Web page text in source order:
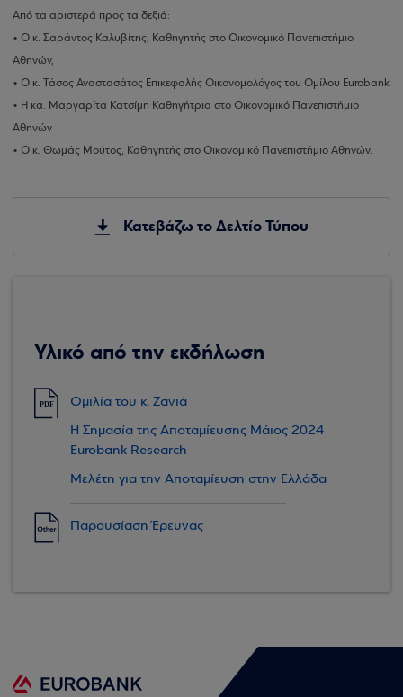
Από τα αριστερά προς τα δεξιά:
• Ο κ. Σαράντος Καλυβίτης, Καθηγητής στο Οικονομικό Πανεπιστήμιο
Αθηνών,
• Ο κ. Τάσος Αναστασάτος Επικεφαλής Οικονομολόγος του Ομίλου Eurobank
• Η κα. Μαργαρίτα Κατσίμη Καθηγήτρια στο Οικονομικό Πανεπιστήμιο
Αθηνών
• Ο κ. Θωμάς Μούτος, Καθηγητής στο Οικονομικό Πανεπιστήμιο Αθηνών.
Κατεβάζω το Δελτίο Τύπου
Υλικό από την εκδήλωση
PDF
Ομιλία του κ. Ζανιά
Η Σημασία της Αποταμίευσης Μάιος 2024
Eurobank Research
Μελέτη για την Αποταμίευση στην Ελλάδα
Παρουσίαση Έρευνας